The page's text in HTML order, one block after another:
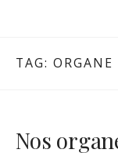
TAG: ORGANE
Nos